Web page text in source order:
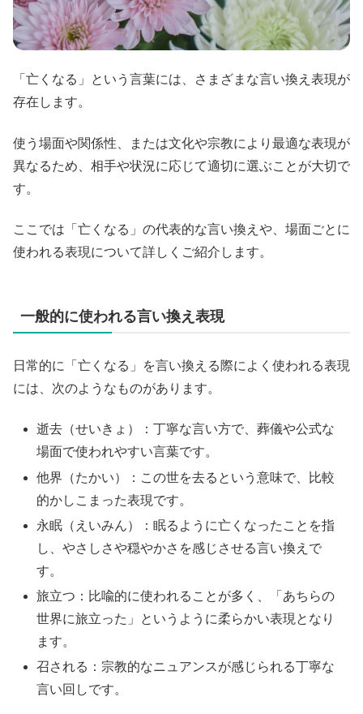
「亡くなる」という言葉には、さまざまな言い換え表現が
存在します。
使う場面や関係性、または文化や宗教により最適な表現が
異なるため、相手や状況に応じて適切に選ぶことが大切で
す。
ここでは「亡くなる」の代表的な言い換えや、場面ごとに
使われる表現について詳しくご紹介します。
一般的に使われる言い換え表現
日常的に「亡くなる」を言い換える際によく使われる表現
には、次のようなものがあります。
逝去（せいきょ）：丁寧な言い方で、葬儀や公式な
場面で使われやすい言葉です。
他界（たかい）：この世を去るという意味で、比較
的かしこまった表現です。
永眠（えいみん）：眠るように亡くなったことを指
し、やさしさや穏やかさを感じさせる言い換えで
す。
旅立つ：比喩的に使われることが多く、「あちらの
世界に旅立った」というように柔らかい表現となり
ます。
召される：宗教的なニュアンスが感じられる丁寧な
言い回しです。